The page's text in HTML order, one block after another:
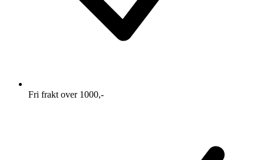
Fri frakt over 1000,-